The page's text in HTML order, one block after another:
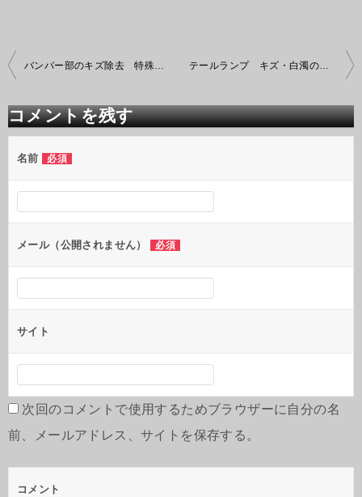
投
稿
ビ
ゲ
ー
シ
ン
バンパー部のキズ除去 特殊研磨作業 テールランプ キズ・白濁の除去
コメントを残す
名前 必須
メール（公開されません） 必須
サイト
次回のコメントで使用するためブラウザーに自分の名
前、メールアドレス、サイトを保存する。
コメント